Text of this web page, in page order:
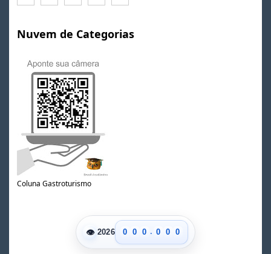
Nuvem de Categorias
Coluna Gastroturismo
👁 2026
0
1
0
1
0
1
. 0
1
0
1
0
1